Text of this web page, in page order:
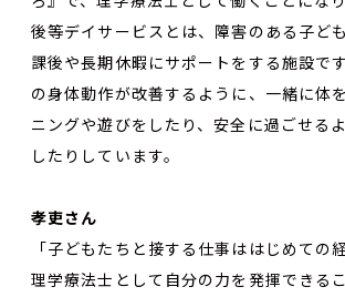
後等デイサービスとは、障害のある子ど
課後や長期休暇にサポートをする施設で
の身体動作が改善するように、一緒に体
ニングや遊びをしたり、安全に過ごせる
したりしています。
孝吏さん
「子どもたちと接する仕事ははじめての
理学療法士として自分の力を発揮できる